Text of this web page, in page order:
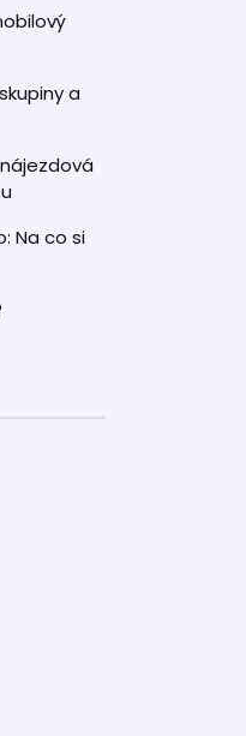
a
Na co si